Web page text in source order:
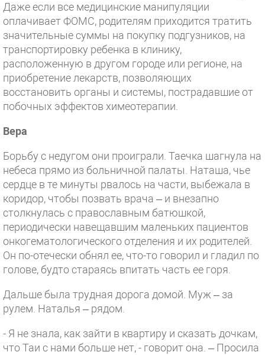
Даже если все медицинские манипуляции
оплачивает ФОМС, родителям приходится тратить
значительные суммы на покупку подгузников, на
транспортировку ребенка в клинику,
расположенную в другом городе или регионе, на
приобретение лекарств, позволяющих
восстановить органы и системы, пострадавшие от
побочных эффектов химеотерапии.
Вера
Борьбу с недугом они проиграли. Таечка шагнула на
небеса прямо из больничной палаты. Наташа, чье
сердце в те минуты рвалось на части, выбежала в
коридор, чтобы позвать врача – и внезапно
столкнулась с православным батюшкой,
периодически навещавшим маленьких пациентов
онкогематологического отделения и их родителей.
Он по-отечески обнял ее, что-то говорил и гладил по
голове, будто стараясь впитать часть ее горя.
Дальше была трудная дорога домой. Муж – за
рулем. Наталья – рядом.
- Я не знала, как зайти в квартиру и сказать дочкам,
что Таи с нами больше нет, - говорит она. – Просила